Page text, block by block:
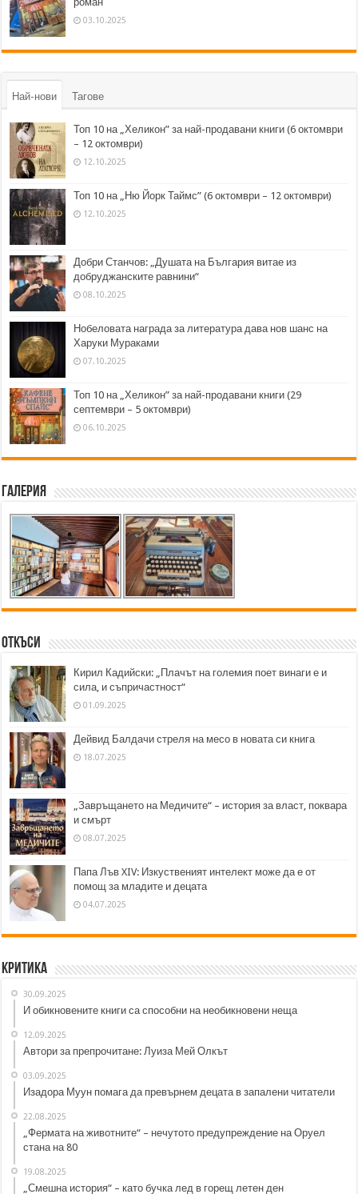
03.10.2025
Най-нови Тагове
Топ 10 на „Хеликон” за най-продавани книги (6 октомври
– 12 октомври)
12.10.2025
Топ 10 на „Ню Йорк Таймс” (6 октомври – 12 октомври)
12.10.2025
Добри Станчов: „Душата на България витае из
добруджанските равнини“
08.10.2025
Нобеловата награда за литература дава нов шанс на
Харуки Мураками
07.10.2025
Топ 10 на „Хеликон” за най-продавани книги (29
септември – 5 октомври)
06.10.2025
Галерия
Откъси
Кирил Кадийски: „Плачът на големия поет винаги е и
сила, и съпричастност“
01.09.2025
Дейвид Балдачи стреля на месо в новата си книга
18.07.2025
„Завръщането на Медичите“ – история за власт, поквара
и смърт
08.07.2025
Папа Лъв XIV: Изкуственият интелект може да е от
помощ за младите и децата
04.07.2025
Критика
30.09.2025
И обикновените книги са способни на необикновени неща
12.09.2025
Автори за препрочитане: Луиза Мей Олкът
03.09.2025
Изадора Муун помага да превърнем децата в запалени читатели
22.08.2025
„Фермата на животните“ – нечутото предупреждение на Оруел
стана на 80
19.08.2025
„Смешна история“ – като бучка лед в горещ летен ден